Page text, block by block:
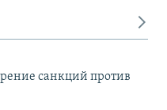
санкций против